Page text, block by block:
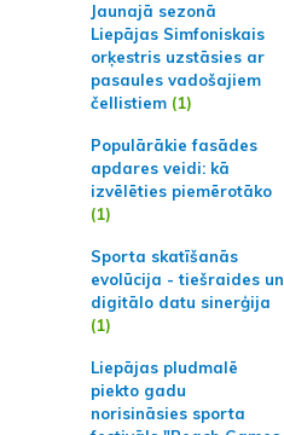
Jaunajā sezonā
Liepājas Simfoniskais
orķestris uzstāsies ar
pasaules vadošajiem
čellistiem(1)
Populārākie fasādes
apdares veidi: kā
izvēlēties piemērotāko
(1)
Sporta skatīšanās
evolūcija - tiešraides un
digitālo datu sinerģija
(1)
Liepājas pludmalē
piekto gadu
norisināsies sporta